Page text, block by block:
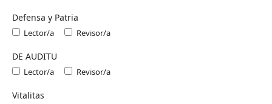
Defensa y Patria
Lector/a Revisor/a
DE AUDITU
Lector/a Revisor/a
Vitalitas